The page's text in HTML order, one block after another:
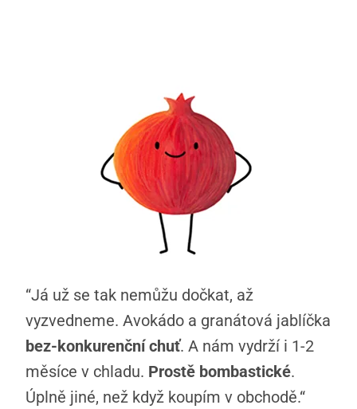
“Já už se tak nemůžu dočkat, až
vyzvedneme. Avokádo a granátová jablíčka
bez-konkurenční chuť. A nám vydrží i 1-2
měsíce v chladu. Prostě bombastické.
Úplně jiné, než když koupím v obchodě.“